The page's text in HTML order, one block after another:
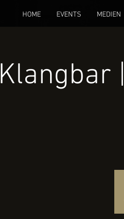
HOME EVENTS MEDIEN
Klangbar